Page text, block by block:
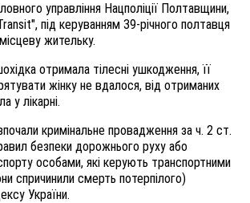
управління Нацполіції Полтавщини,
під керуванням 39-річного полтавця
жительку.
отримала тілесні ушкодження, її
жінку не вдалося, від отриманих
у лікарні.
кримінальне провадження за ч. 2 ст.
безпеки дорожнього руху або
особами, які керують транспортними
спричинили смерть потерпілого)
України.